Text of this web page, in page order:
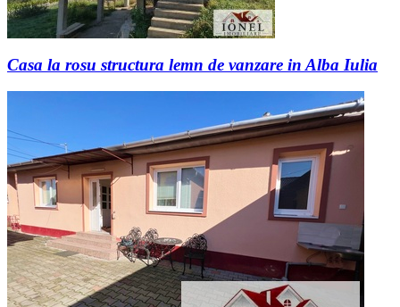
Casa la rosu structura lemn de vanzare in Alba Iulia